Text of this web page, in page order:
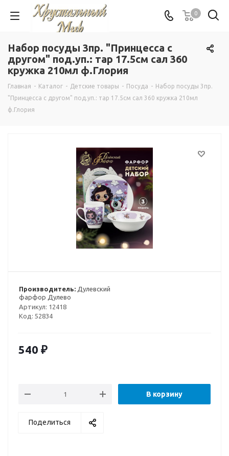
0
Набор посуды 3пр. "Принцесса с
другом" под.уп.: тар 17.5см сал 360
кружка 210мл ф.Глория
Главная - Каталог - Детские товары - Посуда - Набор посуды 3пр.
"Принцесса с другом" под.уп.: тар 17.5см сал 360 кружка 210мл
ф.Глория
Производитель: Дулевский
фарфор Дулево
Артикул: 12418
Код: 52834
540 ₽
В корзину
Поделиться